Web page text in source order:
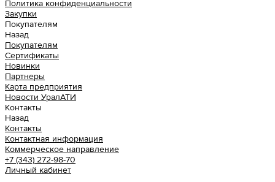
Политика конфиденциальности
Закупки
Покупателям
Назад
Покупателям
Сертификаты
Новинки
Партнеры
Карта предприятия
Новости УралАТИ
Контакты
Назад
Контакты
Контактная информация
Коммерческое направление
+7 (343) 272-98-70
Личный кабинет